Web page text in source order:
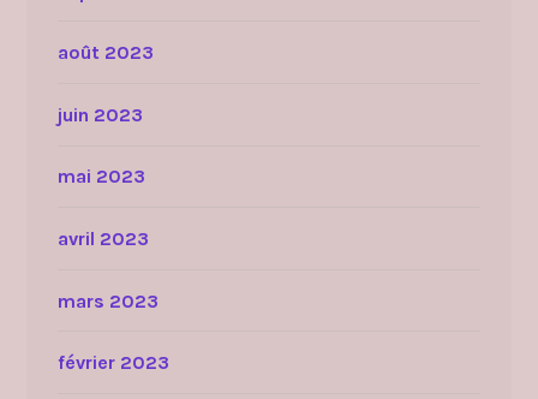
août 2023
juin 2023
mai 2023
avril 2023
mars 2023
février 2023